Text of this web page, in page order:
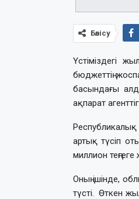
Бөлісу
Үстіміздегі
бюджеттің
басындағы
ақпарат
артық түсіп
миллион
Оның ішінде,
түсті. Өткен